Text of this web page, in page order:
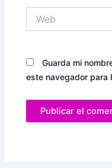
Guarda mi
este navegador para